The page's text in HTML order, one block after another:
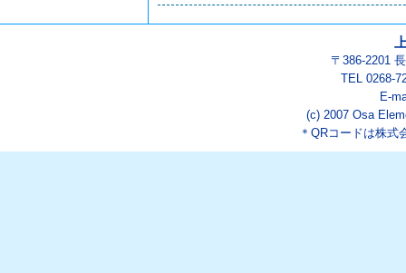
〒386-2201
TEL 0268-
E-
(c) 2007 Osa
＊QRコードは株式